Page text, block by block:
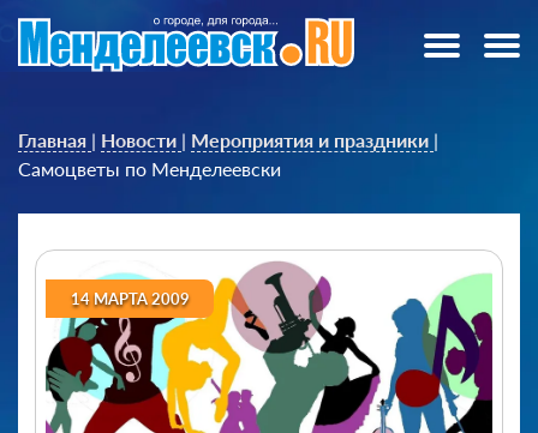
Главная | Новости | Мероприятия и праздники |
Самоцветы по Менделеевски
14 МАРТА 2009